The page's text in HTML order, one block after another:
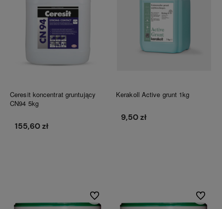
Ceresit koncentrat gruntujący
CN94 5kg
155,60 zł
Kerakoll Active grunt 1kg
9,50 zł
Do ulubionych Do